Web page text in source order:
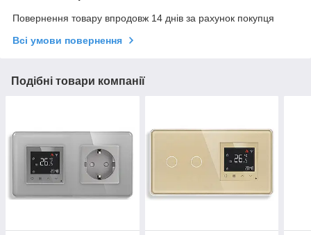
Повернення товару впродовж 14 днів за рахунок покупця
Всі умови повернення
Подібні товари компанії